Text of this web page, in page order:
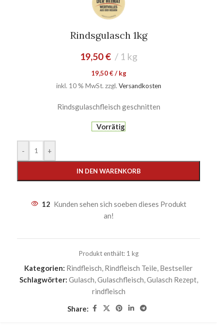
Rindsgulasch 1kg
19,50€ 1 kg
19,50€/kg
inkl. 10 % MwSt. zzgl. Versandkosten
Rindsgulaschfleisch geschnitten
Vorrätig
- +
IN DEN WARENKORB
12 Kunden sehen sich soeben dieses Produkt
an!
Produkt enthält: 1 kg
Kategorien: Rindfleisch, Rindfleisch Teile, Bestseller
Schlagwörter: Gulasch,Gulaschfleisch,Gulasch Rezept,
rindfleisch
Share: